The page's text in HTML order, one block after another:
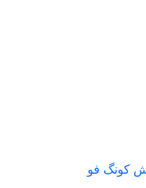
فو